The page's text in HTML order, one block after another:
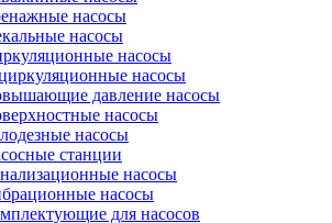
насосы
насосы
насосы
насосы
давление насосы
насосы
насосы
станции
насосы
насосы
для насосов